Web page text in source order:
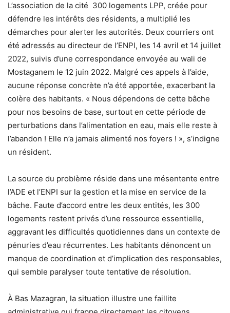
L’association de la cité 300 logements LPP, créée pour
défendre les intérêts des résidents, a multiplié les
démarches pour alerter les autorités. Deux courriers ont
été adressés au directeur de l’ENPI, les 14 avril et 14 juillet
2022, suivis d’une correspondance envoyée au wali de
Mostaganem le 12 juin 2022. Malgré ces appels à l’aide,
aucune réponse concrète n’a été apportée, exacerbant la
colère des habitants. « Nous dépendons de cette bâche
pour nos besoins de base, surtout en cette période de
perturbations dans l’alimentation en eau, mais elle reste à
l’abandon ! Elle n’a jamais alimenté nos foyers ! », s’indigne
un résident.
La source du problème réside dans une mésentente entre
l’ADE et l’ENPI sur la gestion et la mise en service de la
bâche. Faute d’accord entre les deux entités, les 300
logements restent privés d’une ressource essentielle,
aggravant les difficultés quotidiennes dans un contexte de
pénuries d’eau récurrentes. Les habitants dénoncent un
manque de coordination et d’implication des responsables,
qui semble paralyser toute tentative de résolution.
À Bas Mazagran, la situation illustre une faillite